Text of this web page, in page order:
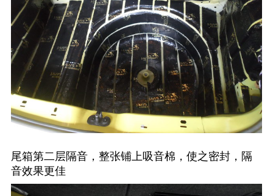
尾箱第二层隔音，整张铺上吸音棉，使之密封，隔
音效果更佳